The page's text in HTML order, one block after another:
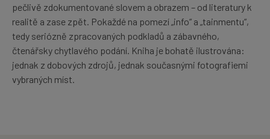
pečlivě zdokumentované slovem a obrazem – od literatury k
realitě a zase zpět. Pokaždé na pomezí „info“ a „tainmentu“,
tedy seriózně zpracovaných podkladů a zábavného,
čtenářsky chytlavého podání. Kniha je bohatě ilustrována:
jednak z dobových zdrojů, jednak současnými fotografiemi
vybraných míst.